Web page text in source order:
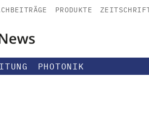
PRODUKTE
PHOTONIK